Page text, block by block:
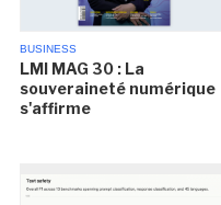
BUSINESS
LMI MAG 30 : La
souveraineté numérique
s'affirme